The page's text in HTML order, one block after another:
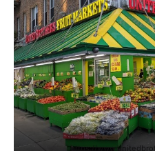
https://